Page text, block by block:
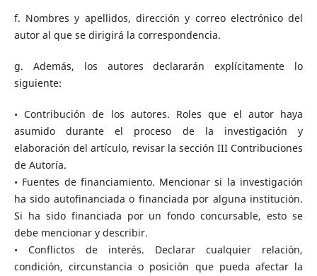
f. Nombres y apellidos, dirección y correo electrónico del
autor al que se dirigirá la correspondencia.
g. Además, los autores declararán explícitamente lo
siguiente:
• Contribución de los autores. Roles que el autor haya
asumido durante el proceso de la investigación y
elaboración del artículo, revisar la sección III Contribuciones
de Autoría.
• Fuentes de financiamiento. Mencionar si la investigación
ha sido autofinanciada o financiada por alguna institución.
Si ha sido financiada por un fondo concursable, esto se
debe mencionar y describir.
• Conflictos de interés. Declarar cualquier relación,
condición, circunstancia o posición que pueda afectar la